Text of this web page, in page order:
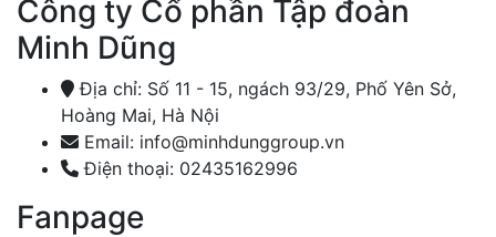
Công ty Cổ phần Tập đoàn
Minh Dũng
Địa chỉ: Số 11 - 15, ngách 93/29, Phố Yên Sở,
Hoàng Mai, Hà Nội
Email: info@minhdunggroup.vn
Điện thoại: 02435162996
Fanpage